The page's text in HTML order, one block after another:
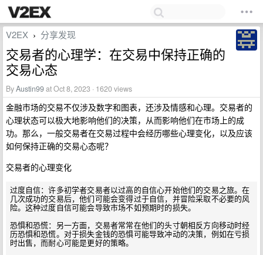
V2EX › 分享发现
交易者的心理学：在交易中保持正确的
交易心态
ByAustin99at Oct 8, 2023 · 1620 views
金融市场的交易不仅涉及数字和图表，还涉及情感和心理。交易者的
心理状态可以极大地影响他们的决策，从而影响他们在市场上的成
功。那么，一般交易者在交易过程中会经历哪些心理变化，以及应该
如何保持正确的交易心态呢？
交易者的心理变化
过度自信：许多初学者交易者以过高的自信心开始他们的交易之旅。在
几次成功的交易后，他们可能会变得过于自信，并冒险采取不必要的风
险。这种过度自信可能会导致市场不如预期时的损失。
恐惧和恐慌：另一方面，交易者常常在他们的头寸朝相反方向移动时经
历恐惧和恐慌。对于损失金钱的恐惧可能导致冲动的决策，例如在亏损
时出售，而耐心可能是更好的策略。